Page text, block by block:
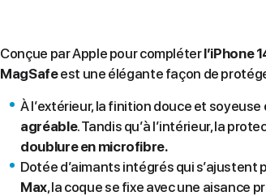
Conçue par Apple pour compléterl’iPhone
MagSafeest une élégante façon de
À l’extérieur, la finition douce et soyeuse
agréable. Tandis qu’à l’intérieur, la
doublure en microfibre.
Dotée d’aimants intégrés qui s’ajustent
Max, la coque se fixe avec une aisance